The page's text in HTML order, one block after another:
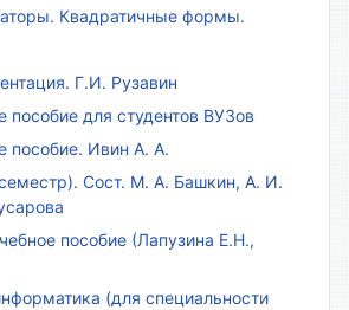
Квадратичные формы.
Г.И. Рузавин
пособие для студентов ВУЗов
пособие. Ивин А. А.
Сост. М. А. Башкин, А. И.
пособие (Лапузина Е.Н.,
(для специальности